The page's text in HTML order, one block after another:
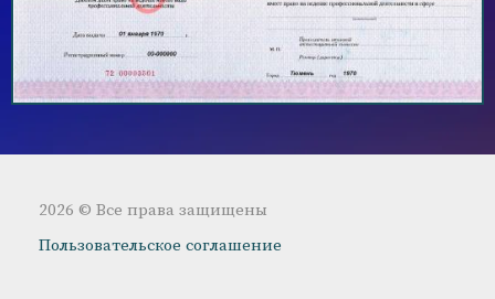
2026 © Все права защищены
Пользовательское соглашение